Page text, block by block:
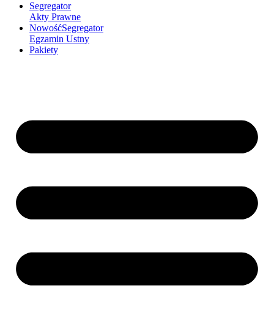
Segregator
Akty Prawne
NowośćSegregator
Egzamin Ustny
Pakiety